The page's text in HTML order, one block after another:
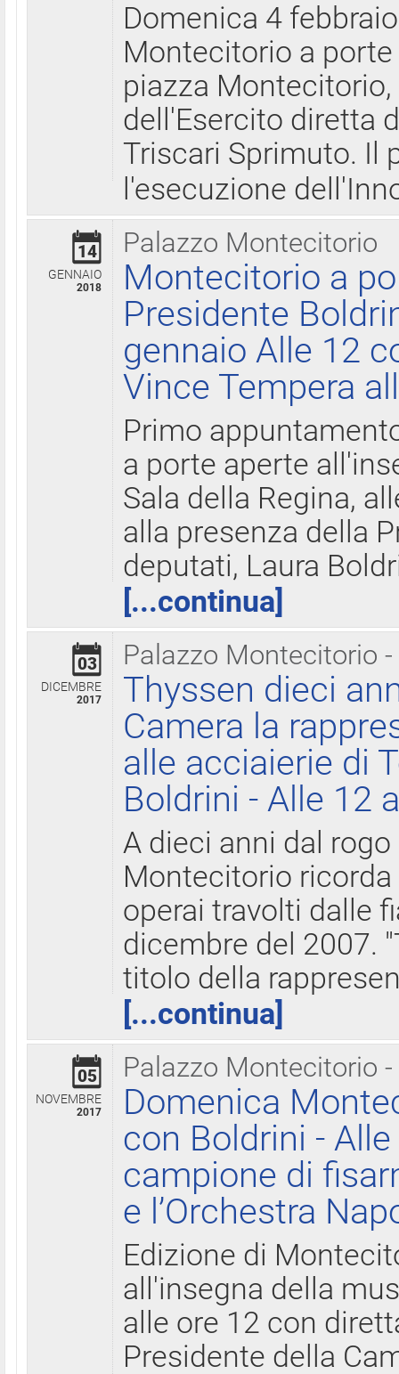
Domenica 4
Montecitorio a
piazza
dell'Esercito diretta
Triscari Sprimuto. Il
l'esecuzione
Palazzo Montecitorio
14
GENNAIO
2018
Montecitorio a
Presidente
gennaio Alle 12
Vince Tempera
Primo
a porte aperte
Sala della Regina,
alla presenza della
deputati, Laura
[...continua]
Palazzo Montecitorio
03
DICEMBRE
2017
Thyssen dieci
Camera la
alle acciaierie di
Boldrini - Alle 12
A dieci anni dal
Montecitorio
operai travolti dalle
dicembre del 2007.
titolo della
[...continua]
Palazzo Montecitorio
05
NOVEMBRE
2017
Domenica
con Boldrini -
campione di
e l’Orchestra
Edizione di
all'insegna della
alle ore 12 con
Presidente della